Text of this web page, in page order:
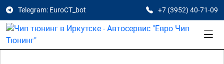
Telegram: EuroCT_bot +7 (3952) 40-71-09